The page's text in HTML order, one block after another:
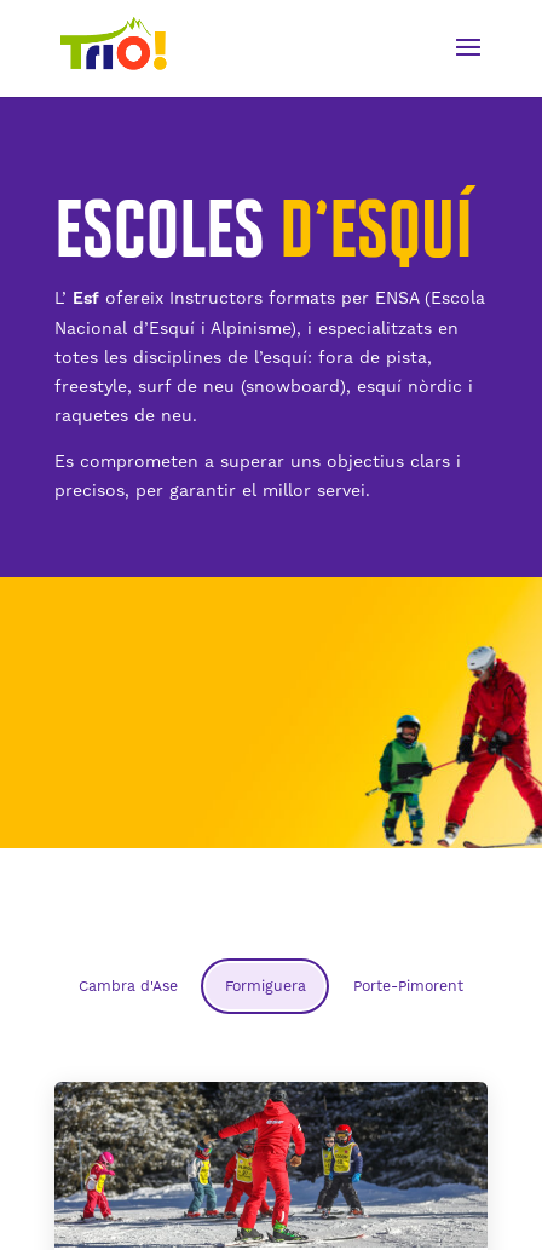
ESCOLES D’ESQUÍ
L’ Esfofereix Instructors formats per ENSA (Escola
Nacional d’Esquí i Alpinisme), i especialitzats en
totes les disciplines de l’esquí: fora de pista,
freestyle, surf de neu (snowboard), esquí nòrdic i
raquetes de neu.
Es comprometen a superar uns objectius clars i
precisos, per garantir el millor servei.
Cambra d'Ase Formiguera Porte-Pimorent